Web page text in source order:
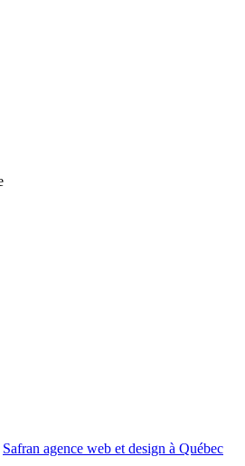
Safran agence web et design à Québec